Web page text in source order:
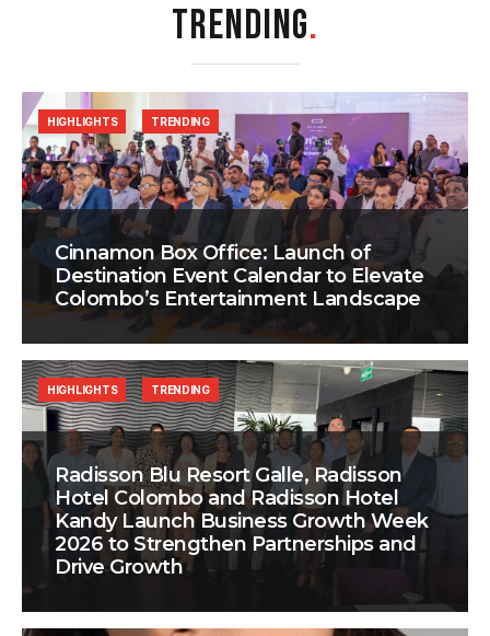
TRENDING.
Cinnamon Box Office: Launch of
Destination Event Calendar to Elevate
Colombo’s Entertainment Landscape
HIGHLIGHTS TRENDING
Radisson Blu Resort Galle, Radisson
Hotel Colombo and Radisson Hotel
Kandy Launch Business Growth Week
2026 to Strengthen Partnerships and
Drive Growth
HIGHLIGHTS TRENDING